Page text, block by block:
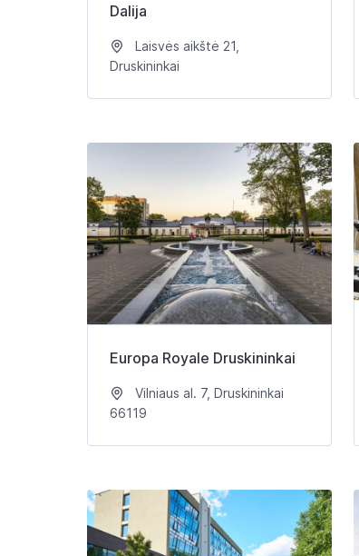
Dalija
Laisvės aikštė 21,
Druskininkai
Europa Royale Druskininkai
Vilniaus al. 7, Druskininkai
66119